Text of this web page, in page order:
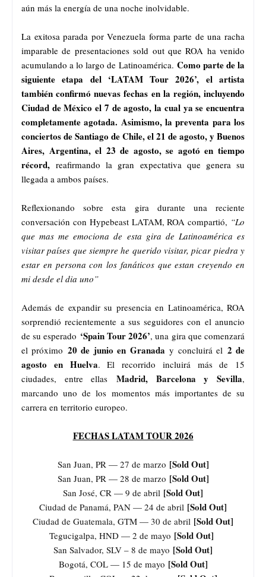
aún más la energía de una noche inolvidable.
La exitosa parada por Venezuela forma parte de una racha
imparable de presentaciones sold out que ROA ha venido
acumulando a lo largo de Latinoamérica. Como parte de la
siguiente etapa del ‘LATAM Tour 2026’, el artista
también confirmó nuevas fechas en la región, incluyendo
Ciudad de México el 7 de agosto, la cual ya se encuentra
completamente agotada. Asimismo, la preventa para los
conciertos de Santiago de Chile, el 21 de agosto, y Buenos
Aires, Argentina, el 23 de agosto, se agotó en tiempo
récord,reafirmando la gran expectativa que genera su
llegada a ambos países.
Reflexionando sobre esta gira durante una reciente
conversación con Hypebeast LATAM, ROA compartió, “Lo
que mas me emociona de esta gira de Latinoamérica es
visitar países que siempre he querido visitar, picar piedra y
estar en persona con los fanáticos que estan creyendo en
mi desde el dia uno”
Además de expandir su presencia en Latinoamérica, ROA
sorprendió recientemente a sus seguidores con el anuncio
de su esperado ‘Spain Tour 2026’, una gira que comenzará
el próximo 20 de junio en Granada y concluirá el 2 de
agosto en Huelva. El recorrido incluirá más de 15
ciudades, entre ellas Madrid, Barcelona y Sevilla,
marcando uno de los momentos más importantes de su
carrera en territorio europeo.
FECHAS LATAM TOUR 2026
San Juan, PR — 27 de marzo [Sold Out]
San Juan, PR — 28 de marzo [Sold Out]
San José, CR — 9 de abril [Sold Out]
Ciudad de Panamá, PAN — 24 de abril [Sold Out]
Ciudad de Guatemala, GTM — 30 de abril [Sold Out]
Tegucigalpa, HND — 2 de mayo [Sold Out]
San Salvador, SLV – 8 de mayo [Sold Out]
Bogotá, COL — 15 de mayo [Sold Out]